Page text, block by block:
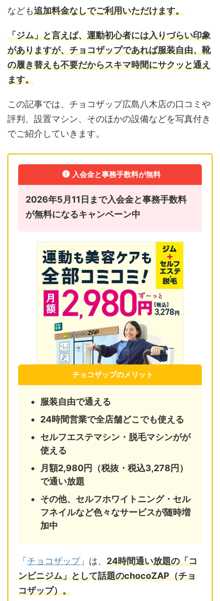
なども追加料金なしでご利用いただけます。
「ジム」と言えば、運動初心者には入りづらい印象
がありますが、チョコザップであれば服装自由、靴
の履き替えも不要だからスキマ時間にサクッと通え
ます。
この記事では、チョコザップ広島八木店の口コミや
評判、設置マシン、そのほかの設備などを写真付き
でご紹介していきます。
入会金と事務手数料が無料
2026年5月11日まで入会金と事務手数料
が無料になるキャンペーン中
チョコザップのメリット
服装自由で通える
24時間営業で全店舗どこでも使える
セルフエステマシン・脱毛マシンがが
使える
月額2,980円（税抜・税込3,278円）
で通い放題
その他、セルフホワイトニング・セル
フネイルなど色々なサービスが随時増
加中
「 チョコザップ」は、 24時間通い放題の「コ
ンビニジム」として話題のchocoZAP（チョ
コザップ）。